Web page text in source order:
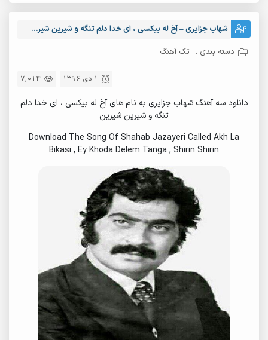
شهاب جزایری – آخ له بیکسی ، ای خدا دلم تنگه و شیرین شیرین
دسته بندی : تک آهنگ
7,014 1 دی 1396
دانلود سه آهنگ شهاب جزایری به نام های آخ له بیکسی ، ای خدا دلم
تنگه و شیرین شیرین
Download The Song Of Shahab Jazayeri Called Akh La
Bikasi , Ey Khoda Delem Tanga , Shirin Shirin